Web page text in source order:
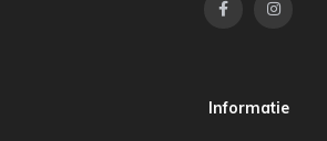
Informatie